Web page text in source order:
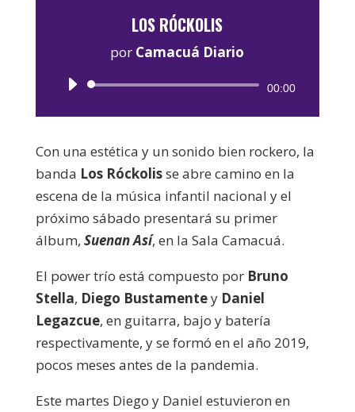
LOS RÓCKOLIS
por Camacuá Diario
Reproductor
00:00
Con una estética y un sonido bien rockero, la
banda Los Róckolisse abre camino en la
escena de la música infantil nacional y el
próximo sábado presentará su primer
álbum, Suenan Así, en la Sala Camacuá.
El power trío está compuesto por Bruno
Stella, Diego Bustamentey Daniel
Legazcue, en guitarra, bajo y batería
respectivamente, y se formó en el año 2019,
pocos meses antes de la pandemia.
Este martes Diego y Daniel estuvieron en